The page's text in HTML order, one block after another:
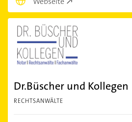
Dr.Büscher und Kollegen
RECHTSANWÄLTE